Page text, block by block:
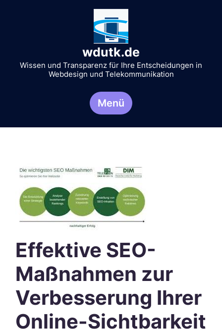
wdutk.de
Wissen und Transparenz für Ihre Entscheidungen in
Webdesign und Telekommunikation
Menü
Effektive SEO-
Maßnahmen zur
Verbesserung Ihrer
Online-Sichtbarkeit